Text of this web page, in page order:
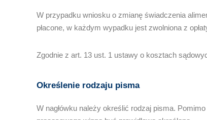
W przypadku wniosku o zmianę świadczenia
płacone, w każdym wypadku jest zwolniona z
Zgodnie z art. 13 ust. 1 ustawy o kosztach
Określenie rodzaju pisma
W nagłówku należy określić rodzaj pisma.